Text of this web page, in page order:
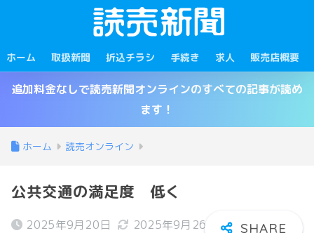
ホーム 取扱新聞 折込チラシ 手続き 求人 販売店概要
追加料金なしで読売新聞オンラインのすべての記事が読め
ます！
ホーム 読売オンライン
公共交通の満足度 低く
2025年9月20日 2025年9月26日